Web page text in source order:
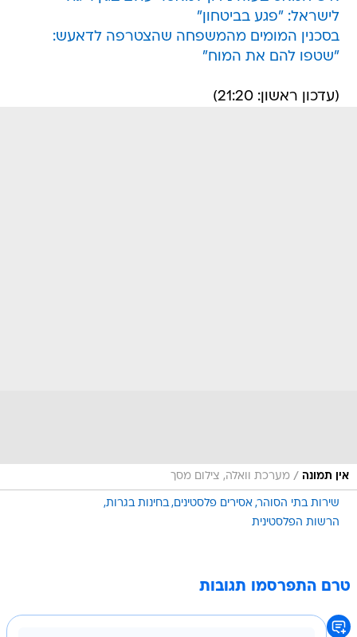
לישראל: "פגע בביטחון"
בסכנין המומים מהמשפחה שהצטרפה לדאעש:
"שטפו להם את המוח"
(עדכון ראשון: 21:20)
אין תמונה / מערכת וואלה, צילום מסך
שירות בתי הסוהר אסירים פלסטינים בחינות בגרות
הרשות הפלסטינית
טרם התפרסמו תגובות